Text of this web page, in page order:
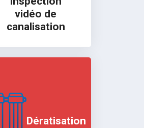
vidéo de
canalisation
Dératisation